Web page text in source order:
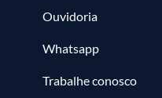
Ouvidoria
Whatsapp
Trabalhe conosco